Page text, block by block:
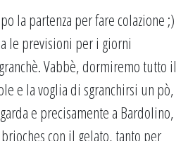
la partenza per fare colazione ;)
le previsioni per i giorni
Vabbè, dormiremo tutto il
e la voglia di sgranchirsi un pò,
e precisamente a Bardolino,
con il gelato, tanto per